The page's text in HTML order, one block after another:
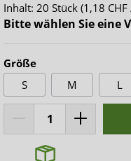
Inhalt: 20 Stück (1,18
Bitte wählen Sie eine
Größe
S
M L